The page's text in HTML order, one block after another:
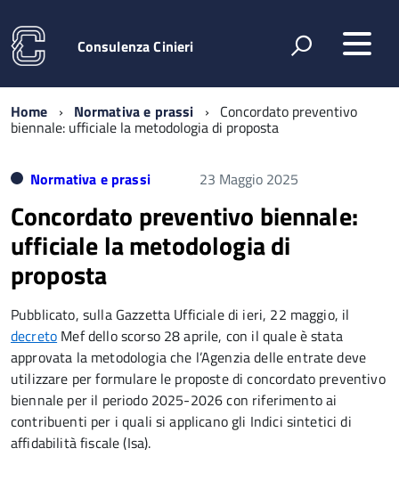
Consulenza Cinieri
Home Normativa e prassi Concordato preventivo
biennale: ufficiale la metodologia di proposta
Normativa e prassi 23 Maggio 2025
Concordato preventivo biennale:
ufficiale la metodologia di
proposta
Pubblicato, sulla Gazzetta Ufficiale di ieri, 22 maggio, il
decreto Mef dello scorso 28 aprile, con il quale è stata
approvata la metodologia che l’Agenzia delle entrate deve
utilizzare per formulare le proposte di concordato preventivo
biennale per il periodo 2025-2026 con riferimento ai
contribuenti per i quali si applicano gli Indici sintetici di
affidabilità fiscale (Isa).